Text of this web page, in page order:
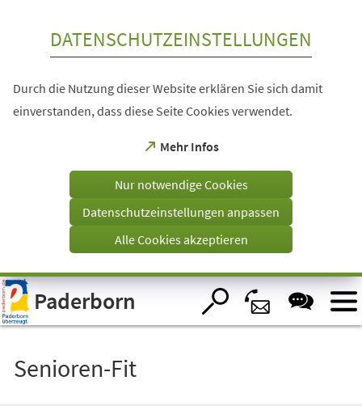
Visuelle
Assistenzsoftware
öffnen.
DATENSCHUTZEINSTELLUNGEN
Durch die Nutzung dieser Website erklären Sie sich damit
einverstanden, dass diese Seite Cookies verwendet.
Mehr Infos
(Öffnet
einem
Tab)
Nur notwendige Cookies
Datenschutzeinstellungen anpassen
Alle Cookies akzeptieren
Paderborn
Senioren-Fit